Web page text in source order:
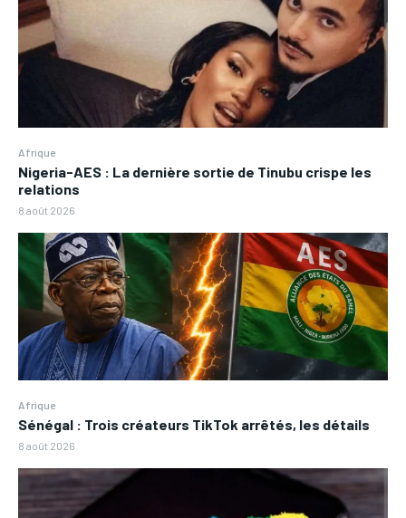
Afrique
Nigeria-AES : La dernière sortie de Tinubu crispe les
relations
8 août 2026
Afrique
Sénégal : Trois créateurs TikTok arrêtés, les détails
8 août 2026